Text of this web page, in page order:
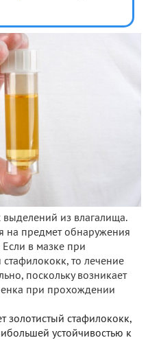
выделений из влагалища.
на предмет обнаружения
в мазке при
то лечение
поскольку возникает
при прохождении
золотистый стафилококк,
устойчивостью к